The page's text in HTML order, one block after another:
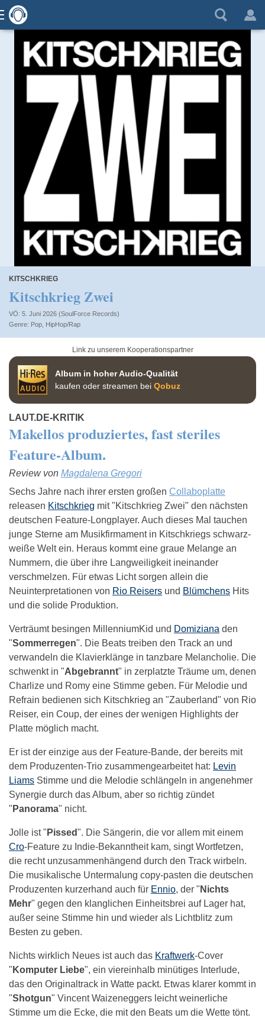
KITSCHKRIEG
Kitschkrieg Zwei
VÖ: 5. Juni 2026 (SoulForce Records)
Pop HipHop/Rap
Link zu unserem Kooperationspartner
Album in hoher Audio-Qualität
kaufen oder streamen bei Qobuz
LAUT.DE-KRITIK
Makellos produziertes, fast steriles
Feature-Album.
Review von Magdalena Gregori
Sechs Jahre nach ihrer ersten großen Collaboplatte
releasen Kitschkrieg mit "Kitschkrieg Zwei" den nächsten
deutschen Feature-Longplayer. Auch dieses Mal tauchen
junge Sterne am Musikfirmament in Kitschkriegs schwarz-
weiße Welt ein. Heraus kommt eine graue Melange an
Nummern, die über ihre Langweiligkeit ineinander
verschmelzen. Für etwas Licht sorgen allein die
Neuinterpretationen von Rio Reisers und Blümchens Hits
und die solide Produktion.
Verträumt besingen MillenniumKid und Domiziana den
"Sommerregen". Die Beats treiben den Track an und
verwandeln die Klavierklänge in tanzbare Melancholie. Die
schwenkt in "Abgebrannt" in zerplatzte Träume um, denen
Charlize und Romy eine Stimme geben. Für Melodie und
Refrain bedienen sich Kitschkrieg an "Zauberland" von Rio
Reiser, ein Coup, der eines der wenigen Highlights der
Platte möglich macht.
Er ist der einzige aus der Feature-Bande, der bereits mit
dem Produzenten-Trio zusammengearbeitet hat: Levin
Liams Stimme und die Melodie schlängeln in angenehmer
Synergie durch das Album, aber so richtig zündet
" Panorama" nicht.
Jolle ist " Pissed". Die Sängerin, die vor allem mit einem
Cro-Feature zu Indie-Bekanntheit kam, singt Wortfetzen,
die recht unzusammenhängend durch den Track wirbeln.
Die musikalische Untermalung copy-pasten die deutschen
Produzenten kurzerhand auch für Ennio, der " Nichts
Mehr" gegen den klanglichen Einheitsbrei auf Lager hat,
außer seine Stimme hin und wieder als Lichtblitz zum
Besten zu geben.
Nichts wirklich Neues ist auch das Kraftwerk-Cover
" Komputer Liebe", ein viereinhalb minütiges Interlude,
das den Originaltrack in Watte packt. Etwas klarer kommt in
"Shotgun" Vincent Waizeneggers leicht weinerliche
Stimme um die Ecke, die mit den Beats um die Wette tönt.